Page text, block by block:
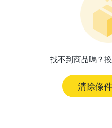
找不到商品嗎？
清除條